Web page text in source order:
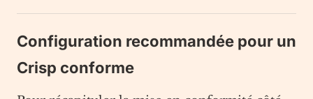
Configuration recommandée pour un
Crisp conforme